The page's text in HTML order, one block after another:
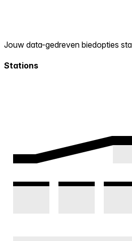
Jouw data-gedreven biedopties
Stations